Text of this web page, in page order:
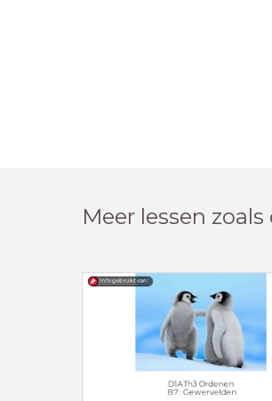
Meer lessen zoals